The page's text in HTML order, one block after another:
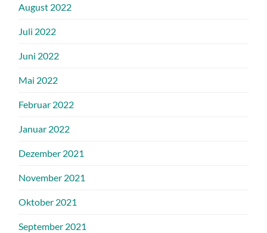
August 2022
Juli 2022
Juni 2022
Mai 2022
Februar 2022
Januar 2022
Dezember 2021
November 2021
Oktober 2021
September 2021